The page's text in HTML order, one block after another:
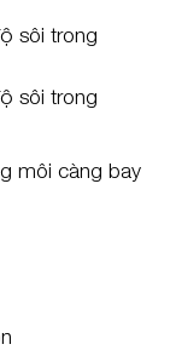
sôi trong
sôi trong
môi càng bay